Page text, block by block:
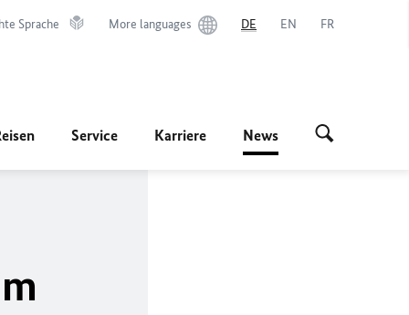
Sprache More languages DE EN FR
Service Karriere News